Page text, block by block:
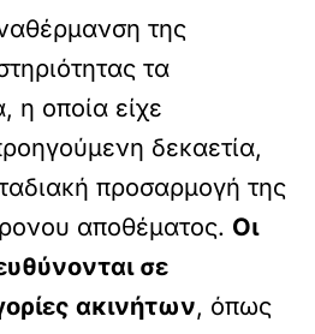
της
τα
η οποία είχε
δεκαετία,
προσαρμογή της
αποθέματος. Οι
σε
ακινήτων, όπως